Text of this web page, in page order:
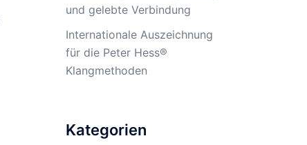
und gelebte Verbindung
Internationale Auszeichnung
für die Peter Hess®
Klangmethoden
Kategorien